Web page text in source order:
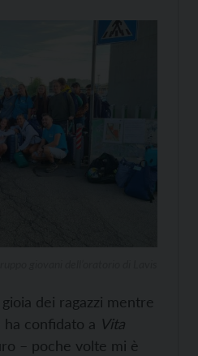
dei ragazzi mentre
ha confidato a Vita
– poche volte mi è